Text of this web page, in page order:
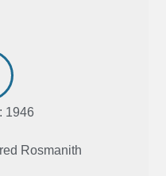
1946
Rosmanith